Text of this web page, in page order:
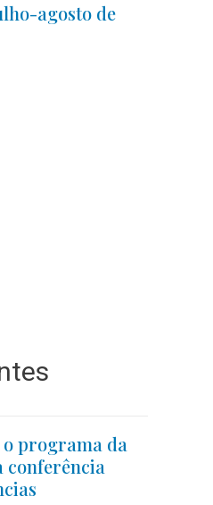
agosto de
o programa da
conferência